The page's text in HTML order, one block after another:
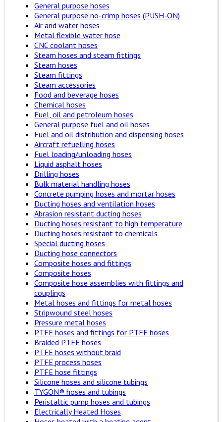
General purpose hoses
General purpose no-crimp hoses (PUSH-ON)
Air and water hoses
Metal flexible water hose
CNC coolant hoses
Steam hoses and steam fittings
Steam hoses
Steam fittings
Steam accessories
Food and beverage hoses
Chemical hoses
Fuel, oil and petroleum hoses
General purpose fuel and oil hoses
Fuel and oil distribution and dispensing hoses
Aircraft refuelling hoses
Fuel loading/unloading hoses
Liquid asphalt hoses
Drilling hoses
Bulk material handling hoses
Concrete pumping hoses and mortar hoses
Ducting hoses and ventilation hoses
Abrasion resistant ducting hoses
Ducting hoses resistant to high temperature
Ducting hoses resistant to chemicals
Special ducting hoses
Ducting hose connectors
Composite hoses and fittings
Composite hoses
Composite hose assemblies with fittings and
couplings
Metal hoses and fittings for metal hoses
Stripwound steel hoses
Pressure metal hoses
PTFE hoses and fittings for PTFE hoses
Braided PTFE hoses
PTFE hoses without braid
PTFE process hoses
PTFE hose fittings
Silicone hoses and silicone tubings
TYGON® hoses and tubings
Peristaltic pump hoses and tubings
Electrically Heated Hoses